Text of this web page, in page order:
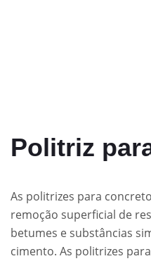
Politriz
As politrizes para
remoção superficial de
betumes e substâncias
cimento. As politrizes